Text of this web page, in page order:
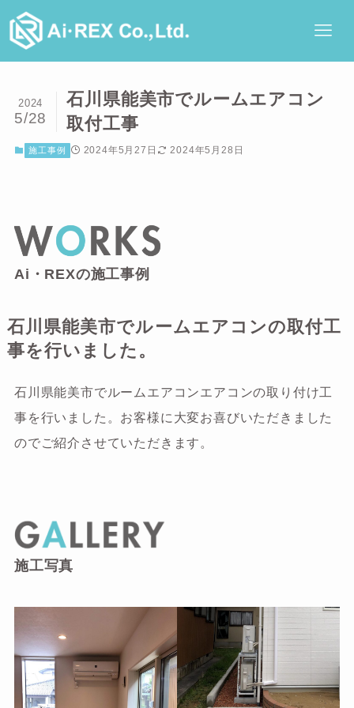
石川県能美市でルームエアコン
取付工事
2024
5/28
施工事例 2024年5月27日 2024年5月28日
Ai・REXの施工事例
石川県能美市でルームエアコンの取付工
事を行いました。
石川県能美市でルームエアコンエアコンの取り付け工
事を行いました。お客様に大変お喜びいただきました
のでご紹介させていただきます。
施工写真